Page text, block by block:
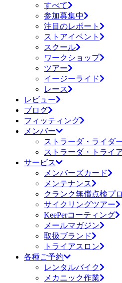
すべて
参加募集中
注目のレポート
ストアイベント
スクール
ワークショップ
ツアー
イージーライド
レース
レビュー
ブログ
フィッティング
メンバー
ストラーダ・ライダ
ストラーダ・トライ
サービス
メンバーズカード
メンテナンス
クランク無償点検プ
サイクリングツアー
KeePerコーティング
メールマガジン
取扱ブランド
トライアスロン
各種ご予約
レンタルバイク
メカニック作業